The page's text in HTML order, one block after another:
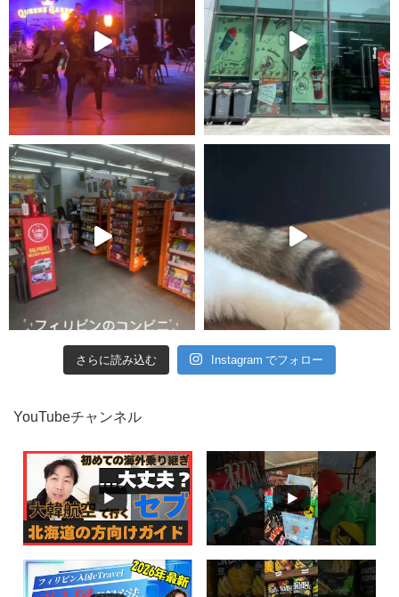
さらに読み込む Instagram でフォロー
YouTubeチャンネル